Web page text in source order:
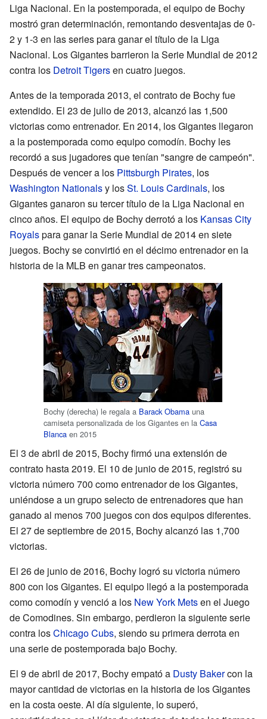
Liga Nacional. En la postemporada, el equipo de Bochy
mostró gran determinación, remontando desventajas de 0-
2 y 1-3 en las series para ganar el título de la Liga
Nacional. Los Gigantes barrieron la Serie Mundial de 2012
contra los Detroit Tigersen cuatro juegos.
Antes de la temporada 2013, el contrato de Bochy fue
extendido. El 23 de julio de 2013, alcanzó las 1,500
victorias como entrenador. En 2014, los Gigantes llegaron
a la postemporada como equipo comodín. Bochy les
recordó a sus jugadores que tenían "sangre de campeón".
Después de vencer a los Pittsburgh Pirates, los
Washington Nationalsy losSt. Louis Cardinals, los
Gigantes ganaron su tercer título de la Liga Nacional en
cinco años. El equipo de Bochy derrotó a los Kansas City
Royalspara ganar la Serie Mundial de 2014 en siete
juegos. Bochy se convirtió en el décimo entrenador en la
historia de la MLB en ganar tres campeonatos.
Bochy (derecha) le regala a Barack Obama una
camiseta personalizada de los Gigantes en la Casa
Blanca en 2015
El 3 de abril de 2015, Bochy firmó una extensión de
contrato hasta 2019. El 10 de junio de 2015, registró su
victoria número 700 como entrenador de los Gigantes,
uniéndose a un grupo selecto de entrenadores que han
ganado al menos 700 juegos con dos equipos diferentes.
El 27 de septiembre de 2015, Bochy alcanzó las 1,700
victorias.
El 26 de junio de 2016, Bochy logró su victoria número
800 con los Gigantes. El equipo llegó a la postemporada
como comodín y venció a los New York Metsen el Juego
de Comodines. Sin embargo, perdieron la siguiente serie
contra losChicago Cubs, siendo su primera derrota en
una serie de postemporada bajo Bochy.
El 9 de abril de 2017, Bochy empató a Dusty Bakercon la
mayor cantidad de victorias en la historia de los Gigantes
en la costa oeste. Al día siguiente, lo superó,